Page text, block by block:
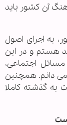
آن کشور باید
به اجرای اصول
هستم و در این
اجتماعی،
دانم. همچنین
به گذشته کاملا